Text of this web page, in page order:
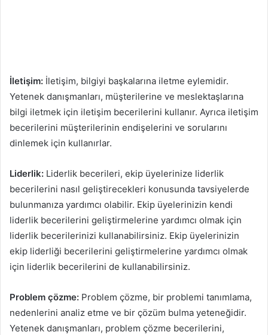
İletişim: İletişim, bilgiyi başkalarına iletme eylemidir.
Yetenek danışmanları, müşterilerine ve meslektaşlarına
bilgi iletmek için iletişim becerilerini kullanır. Ayrıca iletişim
becerilerini müşterilerinin endişelerini ve sorularını
dinlemek için kullanırlar.
Liderlik: Liderlik becerileri, ekip üyelerinize liderlik
becerilerini nasıl geliştirecekleri konusunda tavsiyelerde
bulunmanıza yardımcı olabilir. Ekip üyelerinizin kendi
liderlik becerilerini geliştirmelerine yardımcı olmak için
liderlik becerilerinizi kullanabilirsiniz. Ekip üyelerinizin
ekip liderliği becerilerini geliştirmelerine yardımcı olmak
için liderlik becerilerini de kullanabilirsiniz.
Problem çözme: Problem çözme, bir problemi tanımlama,
nedenlerini analiz etme ve bir çözüm bulma yeteneğidir.
Yetenek danışmanları, problem çözme becerilerini,